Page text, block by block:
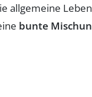
allgemeine
bunte